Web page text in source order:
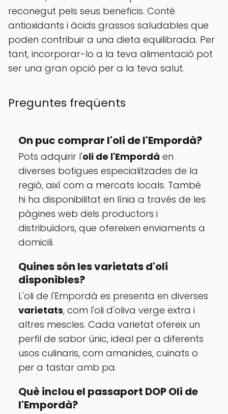
reconegut pels seus beneficis. Conté
antioxidants i àcids grassos saludables que
poden contribuir a una dieta equilibrada. Per
tant, incorporar-lo a la teva alimentació pot
ser una gran opció per a la teva salut.
Preguntes freqüents
On puc comprar l'oli de l'Empordà?
Pots adquirir l'oli de l'Empordà en
diverses botigues especialitzades de la
regió, així com a mercats locals. També
hi ha disponibilitat en línia a través de les
pàgines web dels productors i
distribuïdors, que ofereixen enviaments a
domicili.
Quines són les varietats d'oli
disponibles?
L'oli de l'Empordà es presenta en diverses
varietats, com l'oli d'oliva verge extra i
altres mescles. Cada varietat ofereix un
perfil de sabor únic, ideal per a diferents
usos culinaris, com amanides, cuinats o
per a tastar amb pa.
Què inclou el passaport DOP Oli de
l'Empordà?